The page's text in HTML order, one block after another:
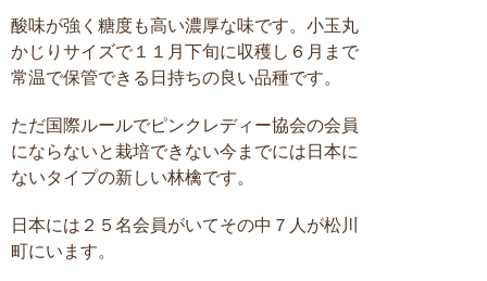
酸味が強く糖度も高い濃厚な味です。小玉丸
かじりサイズで１１月下旬に収穫し６月まで
常温で保管できる日持ちの良い品種です。
ただ国際ルールでピンクレディー協会の会員
にならないと栽培できない今までには日本に
ないタイプの新しい林檎です。
日本には２５名会員がいてその中７人が松川
町にいます。